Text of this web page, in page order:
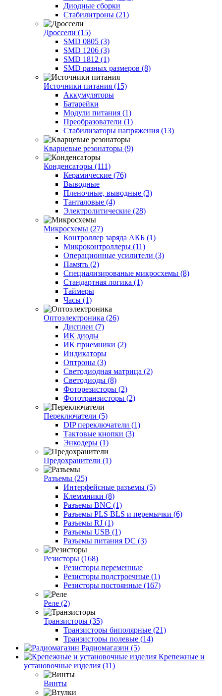
Диодные сборки
Стабилитроны (21)
Дроссели (15)
SMD 0805 (3)
SMD 1206 (3)
SMD 1812 (1)
SMD разных размеров (8)
Источники питания (15)
Аккумуляторы
Батарейки
Модули питания (1)
Преобразователи (1)
Стабилизаторы напряжения (13)
Кварцевые резонаторы (9)
Конденсаторы (111)
Керамические (76)
Выводные
Пленочные, выводные (3)
Танталовые (4)
Электролитические (28)
Микросхемы (27)
Контроллер заряда АКБ (1)
Микроконтроллеры (11)
Операционные усилители (3)
Память (2)
Специализированые микросхемы (8)
Стандартная логика (1)
Таймеры
Часы (1)
Оптоэлектроника (26)
Дисплеи (7)
ИК диоды
ИК приемники (2)
Индикаторы
Оптроны (3)
Светодиодная матрица (2)
Светодиоды (8)
Фоторезисторы (2)
Фототранзисторы (2)
Переключатели (5)
DIP переключатели (1)
Тактовые кнопки (3)
Энкодеры (1)
Предохранители (1)
Разъемы (25)
Интерфейсные разъемы (5)
Клеммники (8)
Разъемы BNC (1)
Разъемы PLS BLS и перемычки (6)
Разъемы RJ (1)
Разъемы USB (1)
Разъемы питания DC (3)
Резисторы (168)
Резисторы переменные
Резисторы подстроечные (1)
Резисторы постоянные (167)
Реле (2)
Транзисторы (35)
Транзисторы биполярные (21)
Транзисторы полевые (14)
Радиомагазин (5)
Крепежные и
установочные изделия (11)
Винты